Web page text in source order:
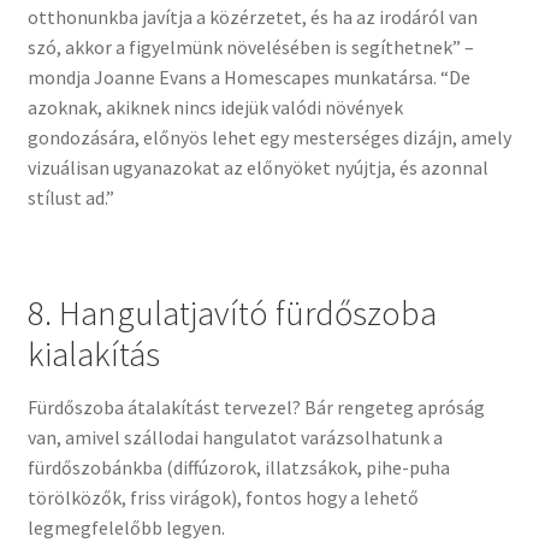
otthonunkba javítja a közérzetet, és ha az irodáról van
szó, akkor a figyelmünk növelésében is segíthetnek” –
mondja Joanne Evans a Homescapes munkatársa. “De
azoknak, akiknek nincs idejük valódi növények
gondozására, előnyös lehet egy mesterséges dizájn, amely
vizuálisan ugyanazokat az előnyöket nyújtja, és azonnal
stílust ad.”
8. Hangulatjavító fürdőszoba
kialakítás
Fürdőszoba átalakítást tervezel? Bár rengeteg apróság
van, amivel szállodai hangulatot varázsolhatunk a
fürdőszobánkba (diffúzorok, illatzsákok, pihe-puha
törölközők, friss virágok), fontos hogy a lehető
legmegfelelőbb legyen.